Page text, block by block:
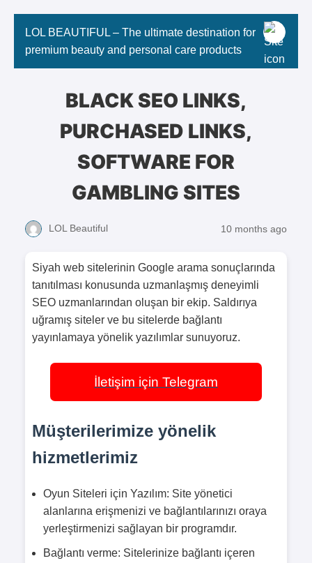
LOL BEAUTIFUL – The ultimate destination for
premium beauty and personal care products
BLACK SEO LINKS,
PURCHASED LINKS,
SOFTWARE FOR
GAMBLING SITES
LOL Beautiful 10 months ago
Siyah web sitelerinin Google arama sonuçlarında
tanıtılması konusunda uzmanlaşmış deneyimli
SEO uzmanlarından oluşan bir ekip. Saldırıya
uğramış siteler ve bu sitelerde bağlantı
yayınlamaya yönelik yazılımlar sunuyoruz.
İletişim için Telegram
Müşterilerimize yönelik
hizmetlerimiz
Oyun Siteleri için Yazılım: Site yönetici
alanlarına erişmenizi ve bağlantılarınızı oraya
yerleştirmenizi sağlayan bir programdır.
Bağlantı verme: Sitelerinize bağlantı içeren